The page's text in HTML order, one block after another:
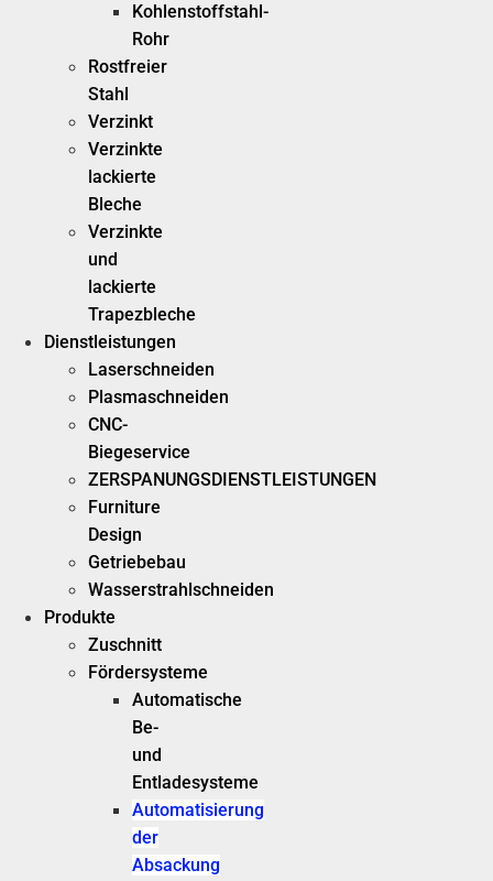
Kohlenstoffstahl-
Rohr
Rostfreier
Stahl
Verzinkt
Verzinkte
lackierte
Bleche
Verzinkte
und
lackierte
Trapezbleche
Dienstleistungen
Laserschneiden
Plasmaschneiden
CNC-
Biegeservice
ZERSPANUNGSDIENSTLEISTUNGEN
Furniture
Design
Getriebebau
Wasserstrahlschneiden
Produkte
Zuschnitt
Fördersysteme
Automatische
Be-
und
Entladesysteme
Automatisierung
der
Absackung